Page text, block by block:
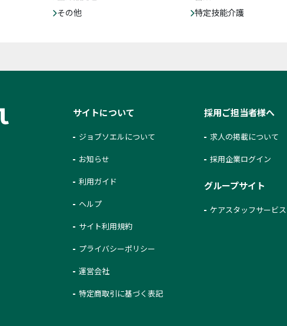
その他 特定技能介護
サイトについて
ジョブソエルについて
お知らせ
利用ガイド
ヘルプ
サイト利用規約
プライバシーポリシー
運営会社
特定商取引に基づく表記
採用ご担当者様へ
求人の掲載について
採用企業ログイン
グループサイト
ケアスタッフサービス